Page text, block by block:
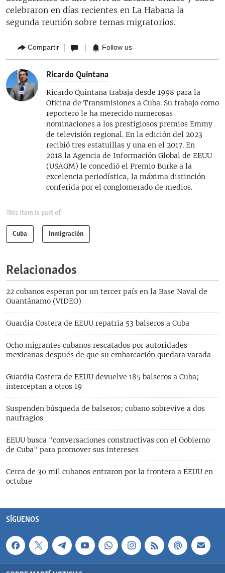
celebraron en días recientes en La Habana la
segunda reunión sobre temas migratorios.
Compartir Follow us
Ricardo Quintana
Ricardo Quintana trabaja desde 1998 para la
Oficina de Transmisiones a Cuba. Su trabajo como
reportero le ha merecido numerosas
nominaciones a los prestigiosos premios Emmy
de televisión regional. En la edición del 2023
recibió tres estatuillas y una en el 2017. En
2018 la Agencia de Información Global de EEUU
(USAGM) le concedió el Premio Burke a la
excelencia periodística, la máxima distinción
conferida por el conglomerado de medios.
This item is part of
Cuba Inmigración
Relacionados
22 cubanos esperan por un tercer país en la Base Naval de
Guantánamo (VIDEO)
Guardia Costera de EEUU repatria 53 balseros a Cuba
Ocho migrantes cubanos rescatados por autoridades
mexicanas después de que su embarcación quedara varada
Guardia Costera de EEUU devuelve 185 balseros a Cuba;
interceptan a otros 19
Suspenden búsqueda de balseros; cubano sobrevive a dos
naufragios
EEUU busca "conversaciones constructivas con el Gobierno
de Cuba" para promover sus intereses
Cerca de 30 mil cubanos entraron por la frontera a EEUU en
octubre
SÍGUENOS